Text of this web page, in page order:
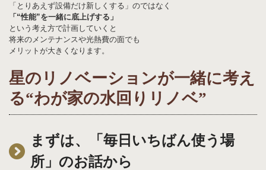
「とりあえず設備だけ新しくする」のではなく
「“性能”を一緒に底上げする」
という考え方で計画していくと
将来のメンテナンスや光熱費の面でも
メリットが大きくなります。
星のリノベーションが一緒に考え
る“わが家の水回りリノベ”
まずは、「毎日いちばん使う場
所」のお話から